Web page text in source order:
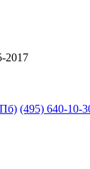
2017
(495) 640-10-